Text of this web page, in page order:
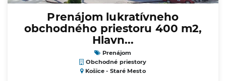
Prenájom lukratívneho
obchodného priestoru 400 m2,
Hlavn...
Prenájom
Obchodné priestory
Košice - Staré Mesto